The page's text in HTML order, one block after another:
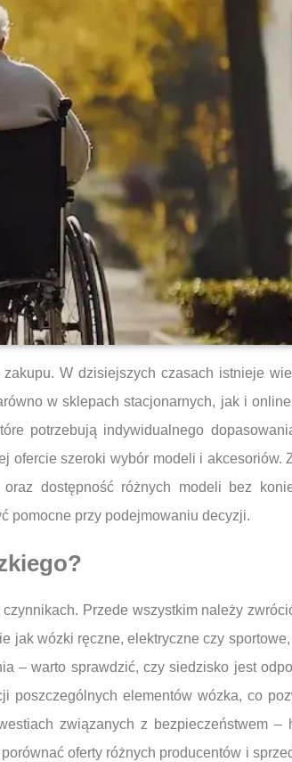
W dzisiejszych czasach istnieje
w sklepach stacjonarnych, jak i
potrzebują indywidualnego
ofercie szeroki wybór modeli i akcesoriów.
dostępność różnych modeli bez
pomocne przy podejmowaniu decyzji.
Przede wszystkim należy
jak wózki ręczne, elektryczne czy
– warto sprawdzić, czy siedzisko jest
poszczególnych elementów wózka, co
związanych z bezpieczeństwem –
oferty różnych producentów i